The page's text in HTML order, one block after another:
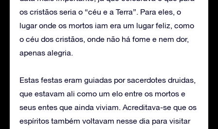
os cristãos seria o “céu e a Terra”. Para eles, o
lugar onde os mortos iam era um lugar feliz, como
o céu dos cristãos, onde não há fome e nem dor,
apenas alegria.
Estas festas eram guiadas por sacerdotes druidas,
que estavam ali como um elo entre os mortos e
seus entes que ainda viviam. Acreditava-se que os
espíritos também voltavam nesse dia para visitar